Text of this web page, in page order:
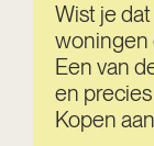
Wist je
woningen
Een van
en
Kopen